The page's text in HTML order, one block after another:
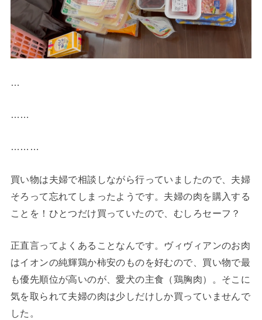
…
……
………
買い物は夫婦で相談しながら行っていましたので、夫婦
そろって忘れてしまったようです。夫婦の肉を購入する
ことを！ひとつだけ買っていたので、むしろセーフ？
正直言ってよくあることなんです。ヴィヴィアンのお肉
はイオンの純輝鶏か柿安のものを好むので、買い物で最
も優先順位が高いのが、愛犬の主食（鶏胸肉）。そこに
気を取られて夫婦の肉は少しだけしか買っていませんで
した。